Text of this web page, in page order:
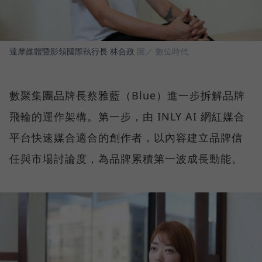
達摩媒體暨影領國際執行長 林合政 圖／ 數位時代
數聚集團品牌長蔡雅藍（Blue）進一步拆解品牌
飛輪的運作架構。第一步，由 INLY AI 網紅媒合
平台快速媒合適合的創作者，以內容建立品牌信
任與市場討論度，為品牌累積第一波成長動能。